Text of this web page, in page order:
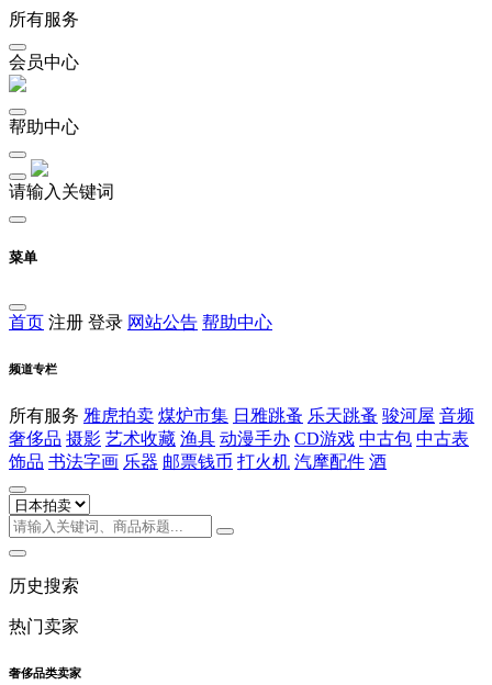
所有服务
会员中心
帮助中心
请输入关键词
菜单
首页 注册 登录 网站公告 帮助中心
频道专栏
所有服务 雅虎拍卖 煤炉市集 日雅跳蚤 乐天跳蚤 骏河屋 音频
奢侈品 摄影 艺术收藏 渔具 动漫手办 CD游戏 中古包 中古表
饰品 书法字画 乐器 邮票钱币 打火机 汽摩配件 酒
历史搜索
热门卖家
奢侈品类卖家